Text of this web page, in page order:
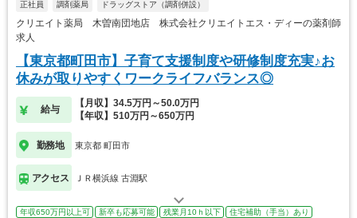
正社員 調剤薬局 ドラッグストア（調剤併設）
クリエイト薬局 木曽南団地店 株式会社クリエイトエス・ディーの薬剤師
求人
【東京都町田市】子育て支援制度や研修制度充実♪お
休みが取りやすくワークライフバランス◎
給与
【月収】34.5万円～50.0万円
【年収】510万円～650万円
勤務地 東京都 町田市
アクセス ＪＲ横浜線 古淵駅
年収650万円以上可 新卒も応募可能 残業月10ｈ以下
住宅補助（手当）あり